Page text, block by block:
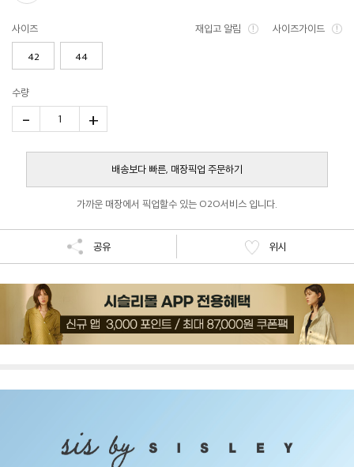
사이즈 재입고 알림 사이즈가이드
42 44
수량
- 1 +
배송보다 빠른, 매장픽업 주문하기
가까운 매장에서 픽업할수 있는 O2O서비스 입니다.
공유 위시